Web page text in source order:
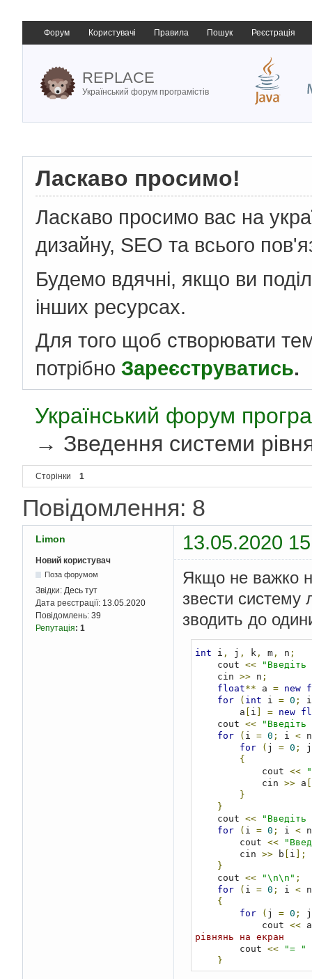
Форум Користувачі Правила Пошук Реєстрація
REPLACE
Український форум програмістів
Ласкаво просимо!
Ласкаво просимо вас на
дизайну, SEO та всього
Будемо вдячні, якщо ви
інших ресурсах.
Для того щоб створювати
потрібно Зареєструватись.
Український форум
→ Зведення системи
Сторінки 1
Повідомлення: 8
Limon 13.05.2020
Новий користувач
Поза форумом
Звідки: Десь тут
Дата реєстрації: 13.05.2020
Повідомлень: 39
Репутація: 1
Якщо не важко
звести систему
зводить до
int i , j , k, m, n ;
    cout
<<
    cin
>> n ;
float** a = new
for
( int i = 0 ;
        a
i = new
    cout
<<
for
( i = 0 ; i < n
for
( j = 0 ;
{
            cout
<<
            cin
>> a
}
}
    cout
<<
"Введіть
for
( i = 0 ; i < n
        cout
<<
        cin
>> b i ];
}
    cout
<< "\n\n" ;
for
( i = 0 ; i < n
{
for
( j = 0 ;
            cout
<< a
рівнянь на екран
        cout
<< "= "
}
double eps =